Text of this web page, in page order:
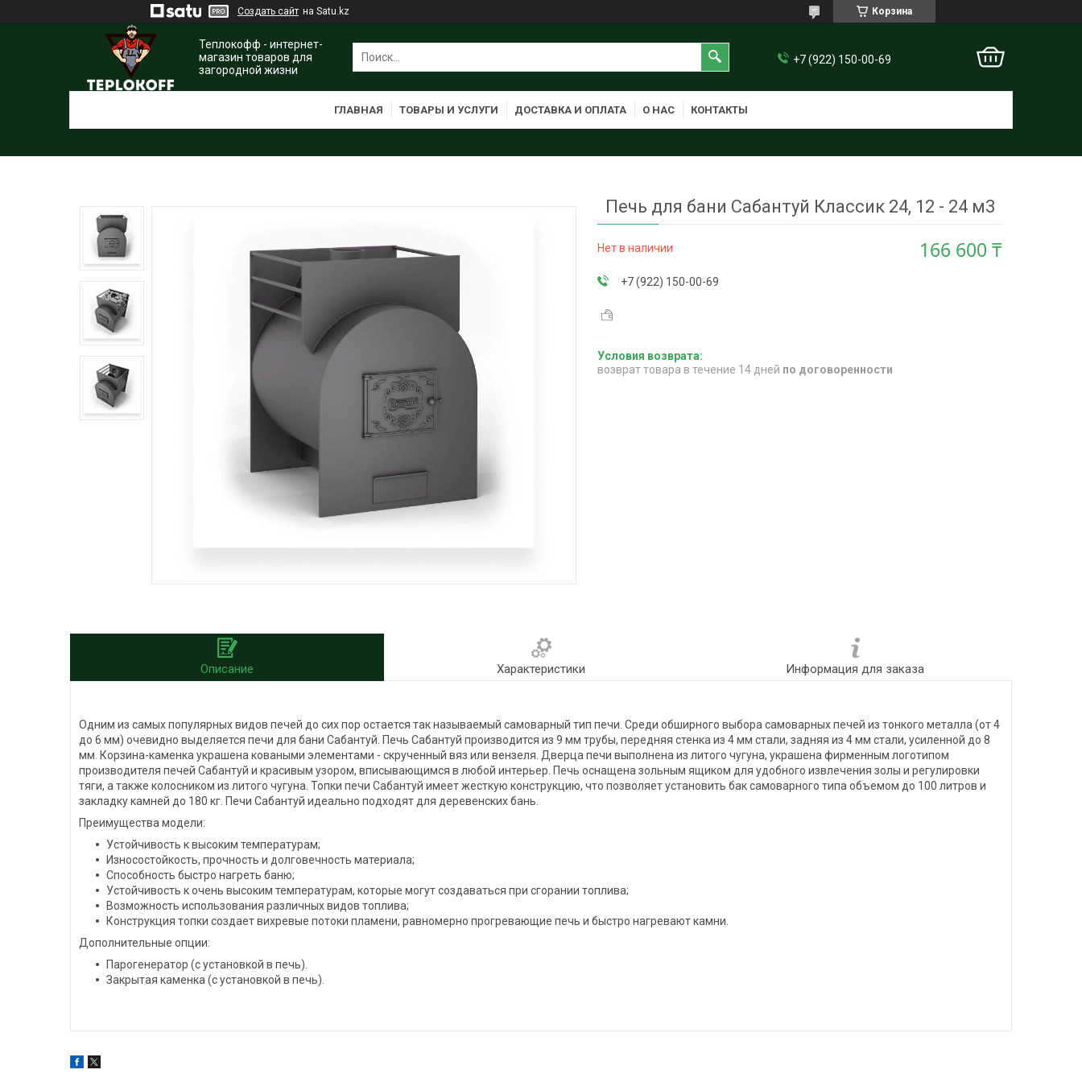
Создать сайт на Satu.kz Корзина
Теплокофф - интернет-
магазин товаров для
загородной жизни
+7 (922) 150-00-69
ГЛАВНАЯ ТОВАРЫ И УСЛУГИ ДОСТАВКА И ОПЛАТА О НАС КОНТАКТЫ
Печь для бани Сабантуй Классик 24, 12 - 24 м3
Нет в наличии 166 600 ₸
+7 (922) 150-00-69
возврат товара в течение 14 дней по договоренности
Описание Характеристики Информация для заказа
Одним из самых популярных видов печей до сих пор остается так называемый самоварный тип печи. Среди обширного выбора самоварных печей из тонкого металла (от 4
до 6 мм) очевидно выделяется печи для бани Сабантуй. Печь Сабантуй производится из 9 мм трубы, передняя стенка из 4 мм стали, задняя из 4 мм стали, усиленной до 8
мм. Корзина-каменка украшена коваными элементами - скрученный вяз или вензеля. Дверца печи выполнена из литого чугуна, украшена фирменным логотипом
производителя печей Сабантуй и красивым узором, вписывающимся в любой интерьер. Печь оснащена зольным ящиком для удобного извлечения золы и регулировки
тяги, а также колосником из литого чугуна. Топки печи Сабантуй имеет жесткую конструкцию, что позволяет установить бак самоварного типа объемом до 100 литров и
закладку камней до 180 кг. Печи Сабантуй идеально подходят для деревенских бань.
Преимущества модели:
Устойчивость к высоким температурам;
Износостойкость, прочность и долговечность материала;
Способность быстро нагреть баню;
Устойчивость к очень высоким температурам, которые могут создаваться при сгорании топлива;
Возможность использования различных видов топлива;
Конструкция топки создает вихревые потоки пламени, равномерно прогревающие печь и быстро нагревают камни.
Дополнительные опции:
Парогенератор (с установкой в печь).
Закрытая каменка (с установкой в печь).